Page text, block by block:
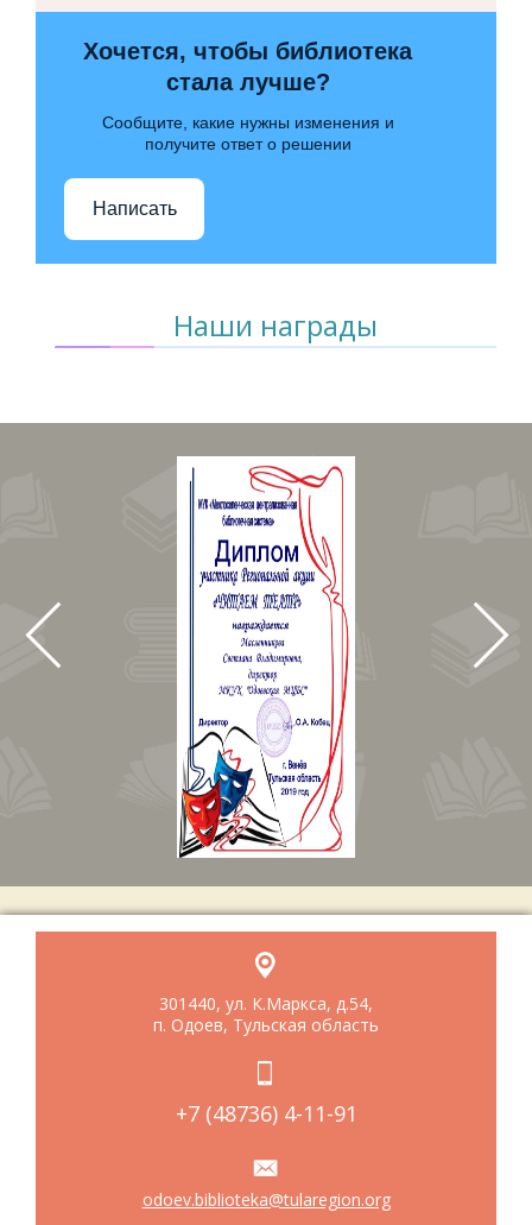
Хочется, чтобы библиотека
стала лучше?
Сообщите, какие нужны изменения и
получите ответ о решении
Написать
Наши награды
301440, ул. К.Маркса, д.54,
п. Одоев, Тульская область
+7 (48736) 4-11-91
odoev.biblioteka@tularegion.org